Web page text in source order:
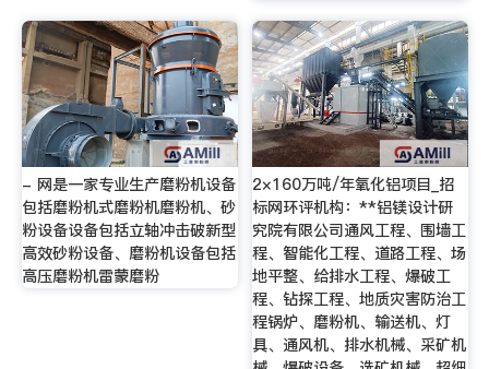
- 网是一家专业生产磨粉机设备
包括磨粉机式磨粉机磨粉机、砂
粉设备设备包括立轴冲击破新型
高效砂粉设备、磨粉机设备包括
高压磨粉机雷蒙磨粉
2×160万吨/年氧化铝项目_招
标网环评机构：**铝镁设计研
究院有限公司通风工程、围墙工
程、智能化工程、道路工程、场
地平整、给排水工程、爆破工
程、钻探工程、地质灾害防治工
程锅炉、磨粉机、输送机、灯
具、通风机、排水机械、采矿机